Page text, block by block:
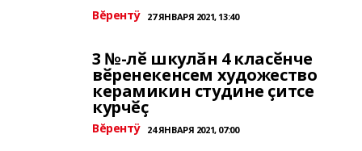
Вĕрентÿ 27 ЯНВАРЯ 2021, 13:40
3 №-лӗ шкулӑн 4 класӗнче
вӗренекенсем художество
керамикин студине ҫитсе
курчӗҫ
Вĕрентÿ 24 ЯНВАРЯ 2021, 07:00